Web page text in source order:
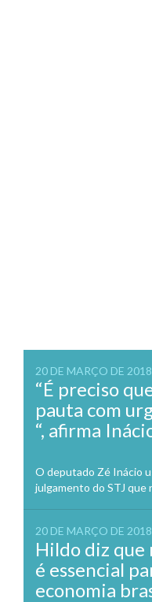
20 DE MARÇO DE 2018
“É preciso
pauta com
“, afirma
O deputado Zé Inácio
julgamento do STJ que
20 DE MARÇO DE 2018
Hildo diz
é essencial
economia